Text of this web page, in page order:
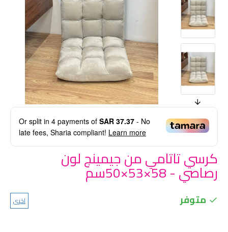
Or split in 4 payments of SAR 37.37 - No
late fees, Sharia compliant! Learn more
كرسي تاتامي من جيمينج لون
رصاصي - 58×53×50سم
متوفر اخرى